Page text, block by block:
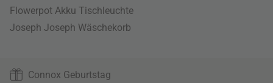
Flowerpot Akku Tischleuchte
Joseph Joseph Wäschekorb
Connox Geburtstag